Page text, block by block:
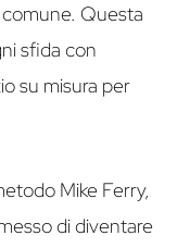
Questa
sfida con
su misura per
Mike Ferry,
di diventare